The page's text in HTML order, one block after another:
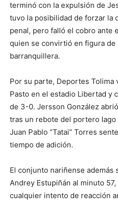
terminó con la expulsión de
tuvo la posibilidad de forzar la
penal, pero falló el cobro ante
quien se convirtió en figura de
barranquillera.
Por su parte, Deportes Tolima
Pasto en el estadio Libertad y
de 3-0. Jersson González
tras un rebote del portero
Juan Pablo “Tatai” Torres
tiempo de adición.
El conjunto nariñense además
Andrey Estupiñán al minuto
cualquier intento de reacción